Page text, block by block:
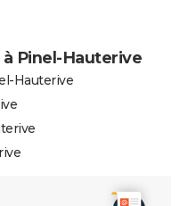
Pinel-Hauterive
Hauterive